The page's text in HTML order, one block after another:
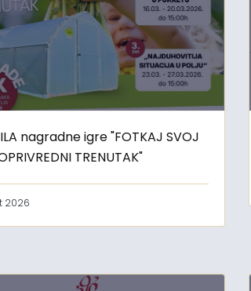
nagradne igre "FOTKAJ SVOJ
TRENUTAK"
2026